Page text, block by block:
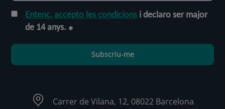
Entenc, accepto les condicions i declaro ser major
de 14 anys.
Subscriu-me
Carrer de Vilana, 12, 08022 Barcelona